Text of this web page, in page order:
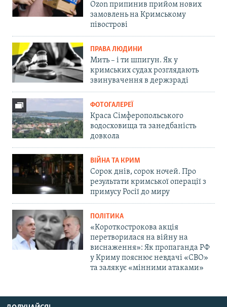
Ozon припинив прийом нових
замовлень на Кримському
півострові
ПРАВА ЛЮДИНИ
Мить – і ти шпигун. Як у
кримських судах розглядають
звинувачення в держзраді
ФОТОГАЛЕРЕЇ
Краса Сімферопольського
водосховища та занедбаність
довкола
ВІЙНА ТА КРИМ
Сорок днів, сорок ночей. Про
результати кримської операції з
примусу Росії до миру
ПОЛІТИКА
«Короткострокова акція
перетворилася на війну на
виснаження»: Як пропаганда РФ
у Криму пояснює невдачі «СВО»
та залякує «мінними атаками»